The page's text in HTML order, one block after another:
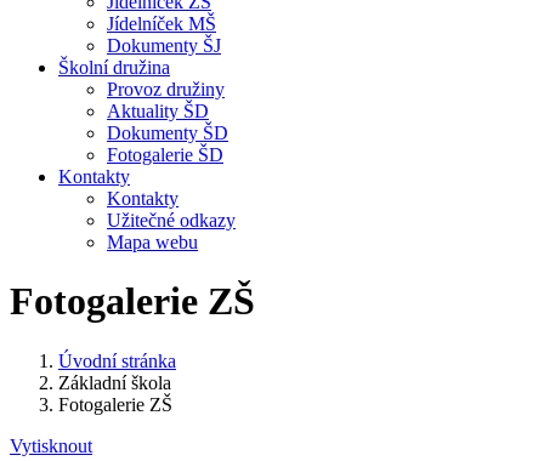
Jídelníček MŠ
Dokumenty ŠJ
Školní družina
Provoz družiny
Aktuality ŠD
Dokumenty ŠD
Fotogalerie ŠD
Kontakty
Kontakty
Užitečné odkazy
Mapa webu
Fotogalerie ZŠ
Úvodní stránka
Základní škola
Fotogalerie ZŠ
Vytisknout